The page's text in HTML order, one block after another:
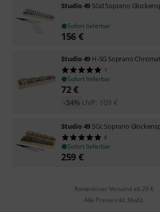
Studio 49 SGd Soprano
Sofort lieferbar
156 €
Studio 49 H-SG Soprano
1
Sofort lieferbar
72€
UVP: 109 €
-34%
Studio 49 SGc Soprano
8
Sofort lieferbar
259 €
Kostenloser Versand ab 29 €
Alle Preise inkl. MwSt.